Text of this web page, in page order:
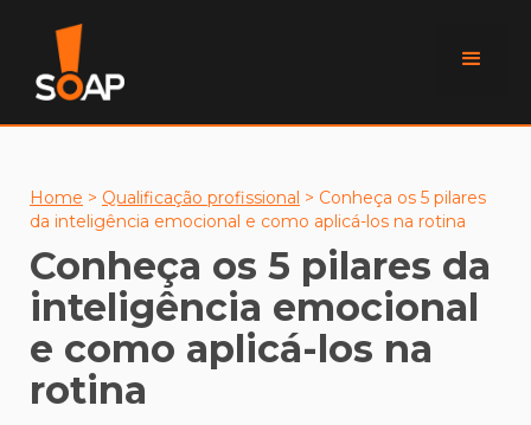
Home > Qualificação profissional > Conheça os 5 pilares
da inteligência emocional e como aplicá-los na rotina
Conheça os 5 pilares da
inteligência emocional
e como aplicá-los na
rotina